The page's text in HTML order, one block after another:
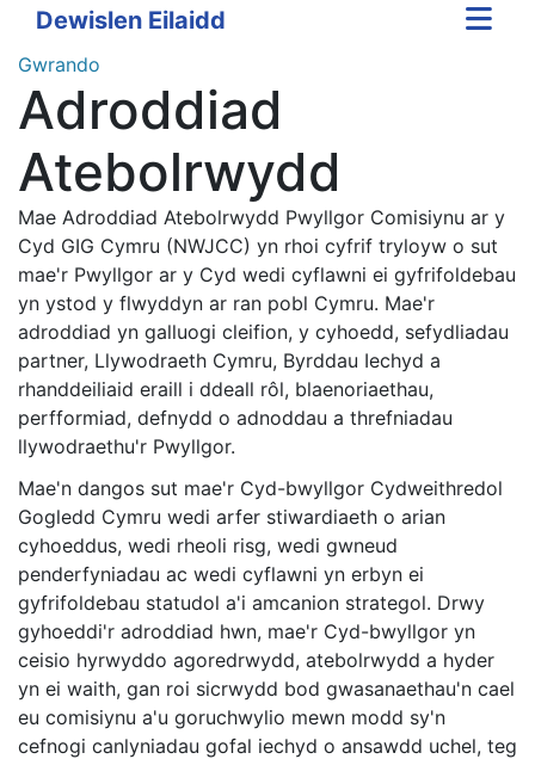
Dewislen Eilaidd
Gwrando
Adroddiad
Atebolrwydd
Mae Adroddiad Atebolrwydd Pwyllgor Comisiynu ar y
Cyd GIG Cymru (NWJCC) yn rhoi cyfrif tryloyw o sut
mae'r Pwyllgor ar y Cyd wedi cyflawni ei gyfrifoldebau
yn ystod y flwyddyn ar ran pobl Cymru. Mae'r
adroddiad yn galluogi cleifion, y cyhoedd, sefydliadau
partner, Llywodraeth Cymru, Byrddau Iechyd a
rhanddeiliaid eraill i ddeall rôl, blaenoriaethau,
perfformiad, defnydd o adnoddau a threfniadau
llywodraethu'r Pwyllgor.
Mae'n dangos sut mae'r Cyd-bwyllgor Cydweithredol
Gogledd Cymru wedi arfer stiwardiaeth o arian
cyhoeddus, wedi rheoli risg, wedi gwneud
penderfyniadau ac wedi cyflawni yn erbyn ei
gyfrifoldebau statudol a'i amcanion strategol. Drwy
gyhoeddi'r adroddiad hwn, mae'r Cyd-bwyllgor yn
ceisio hyrwyddo agoredrwydd, atebolrwydd a hyder
yn ei waith, gan roi sicrwydd bod gwasanaethau'n cael
eu comisiynu a'u goruchwylio mewn modd sy'n
cefnogi canlyniadau gofal iechyd o ansawdd uchel, teg